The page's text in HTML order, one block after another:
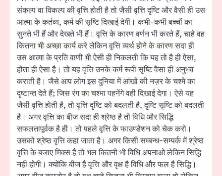
संकल्प वा विकल्प की वृत्ति होती है तो जैसी वृत्ति दृष्टि और वैसी ही उस
आत्मा के कर्तव्य, कर्म की सृष्टि दिखाई देगी। कभी-कभी बच्चों का
सुनते भी हैं और देखते भी हैं। वृत्ति के कारण वर्णन भी करते हैं, चाहे वह
कितना भी अच्छा कार्य करे लेकिन वृत्ति व्यर्थ होने के कारण सदा ही
उस आत्मा के प्रति वाणी भी ऐसी ही निकलती कि यह तो है ही ऐसा,
होता ही ऐसा है। तो यह वृत्ति उनके कर्म रूपी सृष्टि वैसा ही अनुभव
कराती है। जैसे आप लोग इस दुनिया में आंखों की नज़र के चश्मे का
दृष्टान्त देते हैं; जिस रंग का चश्मा पहनेंगे वही दिखाई देगा। ऐसे यह
जैसी वृत्ति होती है, तो वृत्ति दृष्टि को बदलती है, दृष्टि सृष्टि को बदलती
है। अगर वृत्ति का बीज सदा ही श्रेष्ठ है तो विधि और सिद्धि
सफलतापूर्वक है ही। तो पहले वृत्ति के फाउण्डेशन को चेक करो।
उसको श्रेष्ठ वृत्ति कहा जाता है। अगर किसी सम्बन्ध-सम्पर्क में श्रेष्ठ
वृत्ति के बजाए मिक्स है तो भल कितनी भी विधि अपनाओ लेकिन सिद्धि
नहीं होगी। क्योंकि बीज है वृत्ति और वृक्ष है विधि और फल है सिद्धि।